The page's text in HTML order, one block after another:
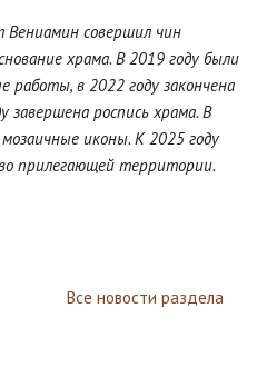
Вениамин совершил чин
храма. В 2019 году были
в 2022 году закончена
завершена роспись храма. В
иконы. К 2025 году
прилегающей территории.
Все новости раздела